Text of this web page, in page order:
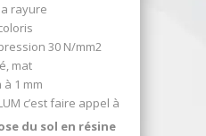
rayure
30 N/mm2
mat
à 1 mm
c’est faire appel à
du sol en résine